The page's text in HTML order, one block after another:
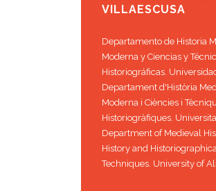
VILLAESCUSA
Departamento de Historia
Moderna y Ciencias y
Historiográficas.
Departament d'Història
Moderna i Ciències i
Historiogràfiques.
Department of Medieval
History and
Techniques. University of